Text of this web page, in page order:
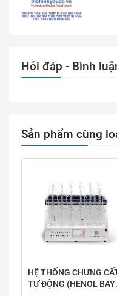
Hỏi đáp - Bình
Sản phẩm cùng
HỆ THỐNG CHƯNG
TỰ ĐỘNG (HENOL BAY